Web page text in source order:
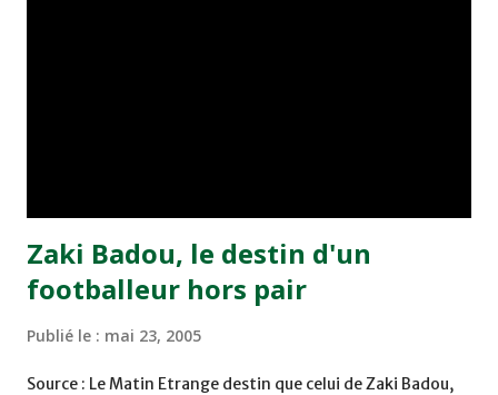
Zaki Badou, le destin d'un
footballeur hors pair
Publié le : mai 23, 2005
Source : Le Matin Etrange destin que celui de Zaki Badou,